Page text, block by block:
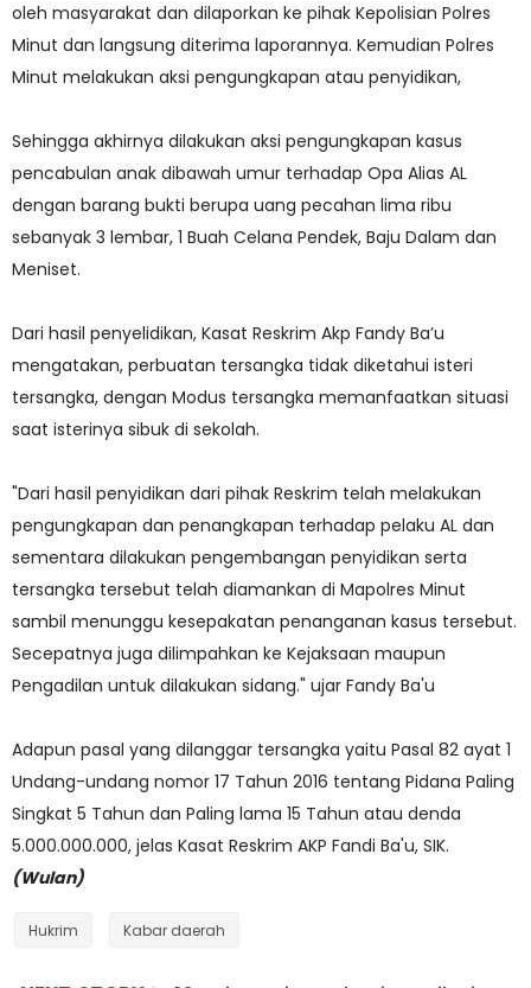
oleh masyarakat dan dilaporkan ke pihak Kepolisian Polres
Minut dan langsung diterima laporannya. Kemudian Polres
Minut melakukan aksi pengungkapan atau penyidikan,
Sehingga akhirnya dilakukan aksi pengungkapan kasus
pencabulan anak dibawah umur terhadap Opa Alias AL
dengan barang bukti berupa uang pecahan lima ribu
sebanyak 3 lembar, 1 Buah Celana Pendek, Baju Dalam dan
Meniset.
Dari hasil penyelidikan, Kasat Reskrim Akp Fandy Ba’u
mengatakan, perbuatan tersangka tidak diketahui isteri
tersangka, dengan Modus tersangka memanfaatkan situasi
saat isterinya sibuk di sekolah.
"Dari hasil penyidikan dari pihak Reskrim telah melakukan
pengungkapan dan penangkapan terhadap pelaku AL dan
sementara dilakukan pengembangan penyidikan serta
tersangka tersebut telah diamankan di Mapolres Minut
sambil menunggu kesepakatan penanganan kasus tersebut.
Secepatnya juga dilimpahkan ke Kejaksaan maupun
Pengadilan untuk dilakukan sidang." ujar Fandy Ba'u
Adapun pasal yang dilanggar tersangka yaitu Pasal 82 ayat 1
Undang-undang nomor 17 Tahun 2016 tentang Pidana Paling
Singkat 5 Tahun dan Paling lama 15 Tahun atau denda
5.000.000.000, jelas Kasat Reskrim AKP Fandi Ba'u, SIK.
(Wulan)
Hukrim Kabar daerah